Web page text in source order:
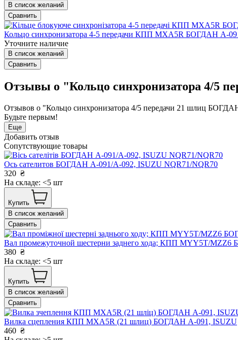
В список желаний
Сравнить
Кольцо синхронизатора 4-5 передачи КПП MXA5R БОГДАН А-
Уточните наличие
В список желаний
Сравнить
Отзывы о "Кольцо синхронизатора 4/5
Отзывов о "Кольцо синхронизатора 4/5 передачи 21 шлиц
Будьте первым!
Еще
Добавить отзыв
Сопутствующие товары
Ось сателитов БОГДАН А-091/А-092, ISUZU NQR71/NQR70
320 ₴
На складе: <5 шт
Купить
В список желаний
Сравнить
Вал промежуточной шестерни заднего хода; КПП MYY5T/
380 ₴
На складе: <5 шт
Купить
В список желаний
Сравнить
Вилка сцепления КПП MXA5R (21 шлиц) БОГДАН А-091, ISUZU
460 ₴